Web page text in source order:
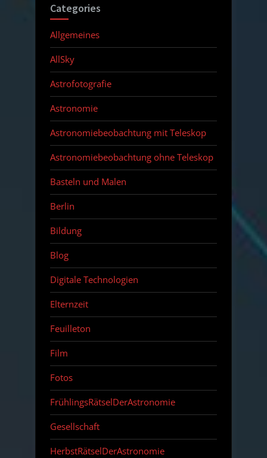
Categories
Allgemeines
AllSky
Astrofotografie
Astronomie
Astronomiebeobachtung mit Teleskop
Astronomiebeobachtung ohne Teleskop
Basteln und Malen
Berlin
Bildung
Blog
Digitale Technologien
Elternzeit
Feuilleton
Film
Fotos
FrühlingsRätselDerAstronomie
Gesellschaft
HerbstRätselDerAstronomie